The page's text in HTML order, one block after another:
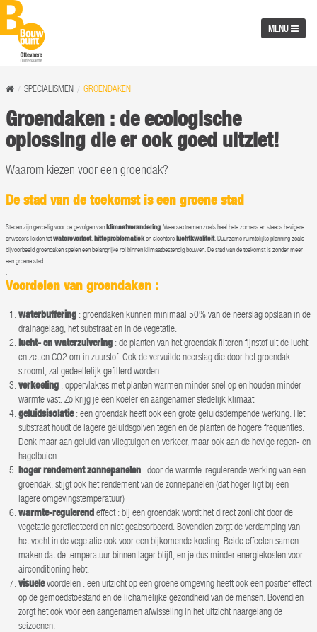
MENU
SPECIALISMEN GROENDAKEN
Groendaken : de ecologische
oplossing die er ook goed uitziet!
Waarom kiezen voor een groendak?
De stad van de toekomst is een groene stad
Steden zijn gevoelig voor de gevolgen vanklimaatverandering. Weersextremen zoals heel hete zomers en steeds hevigere
onweders leiden totwateroverlast,hitteproblematieken slechtereluchtkwaliteit. Duurzame ruimtelijke planning zoals
bijvoorbeeld groendaken spelen een belangrijke rol binnen klimaatbestendig bouwen. De stad van de toekomst is zonder meer
een groene stad.
.
Voordelen van groendaken :
waterbuffering : groendaken kunnen minimaal 50% van de neerslag opslaan in de
drainagelaag, het substraat en in de vegetatie.
lucht- en waterzuivering : de planten van het groendak filteren fijnstof uit de lucht
en zetten CO2 om in zuurstof. Ook de vervuilde neerslag die door het groendak
stroomt, zal gedeeltelijk gefilterd worden
verkoeling : oppervlaktes met planten warmen minder snel op en houden minder
warmte vast. Zo krijg je een koeler en aangenamer stedelijk klimaat
geluidsisolatie: een groendak heeft ook een grote geluidsdempende werking. Het
substraat houdt de lagere geluidsgolven tegen en de planten de hogere frequenties.
Denk maar aan geluid van vliegtuigen en verkeer, maar ook aan de hevige regen- en
hagelbuien
hoger rendement zonnepanelen : door de warmte-regulerende werking van een
groendak, stijgt ook het rendement van de zonnepanelen (dat hoger ligt bij een
lagere omgevingstemperatuur)
warmte-regulerendeffect : bij een groendak wordt het direct zonlicht door de
vegetatie gereflecteerd en niet geabsorbeerd. Bovendien zorgt de verdamping van
het vocht in de vegetatie ook voor een bijkomende koeling. Beide effecten samen
maken dat de temperatuur binnen lager blijft, en je dus minder energiekosten voor
airconditioning hebt.
visuelevoordelen : een uitzicht op een groene omgeving heeft ook een positief effect
op de gemoedstoestand en de lichamelijke gezondheid van de mensen. Bovendien
zorgt het ook voor een aangenamen afwisseling in het uitzicht naargelang de
seizoenen.